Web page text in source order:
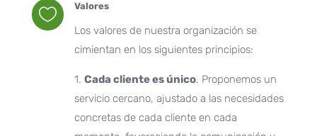
 Valores
Los valores de nuestra organización se
cimientan en los siguientes principios:
1. Cada cliente es único. Proponemos un
servicio cercano, ajustado a las necesidades
concretas de cada cliente en cada